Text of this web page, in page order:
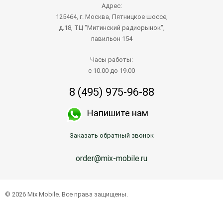
Адрес:
125464, г. Москва, Пятницкое шоссе,
д.18, ТЦ "Митинский радиорынок",
павильон 154
Часы работы:
с 10.00 до 19.00
8 (495) 975-96-88
Напишите нам
Заказать обратный звонок
order@mix-mobile.ru
© 2026 Mix Mobile. Все права защищены.